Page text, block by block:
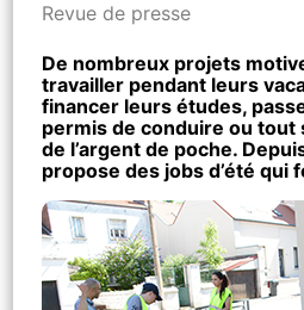
Revue de presse
De nombreux projets
travailler pendant leurs
financer leurs études,
permis de conduire ou tout
de l’argent de poche.
propose des jobs d’été qui